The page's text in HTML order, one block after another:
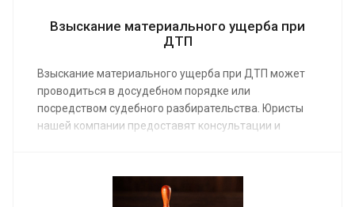
Взыскание материального ущерба при
ДТП
Взыскание материального ущерба при ДТП может
проводиться в досудебном порядке или
посредством судебного разбирательства. Юристы
нашей компании предоставят консультации и
добьемся выплат от страховой или от виновника
транспортного происшествия.